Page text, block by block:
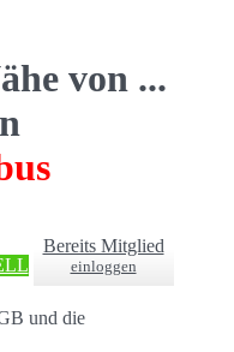
von ...
Bereits Mitglied
einloggen
und die